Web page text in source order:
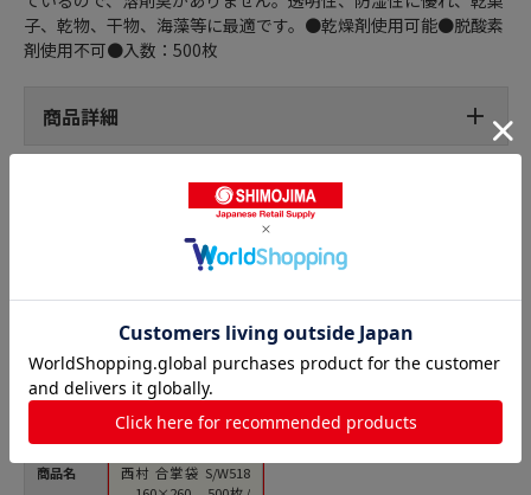
子、乾物、干物、海藻等に最適です。●乾燥剤使用可能●脱酸素
剤使用不可●入数：500枚
商品詳細
合掌袋の人気商品との比較
商品名
西村 合掌袋 S/W518